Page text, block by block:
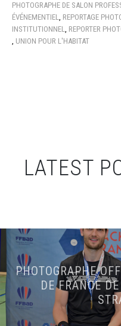
PHOTOGRAPHE DE SALON
ÉVÉNEMENTIEL, REPORTAGE
INSTITUTIONNEL, REPORTER
, UNION POUR L'HABITAT
LATEST
PHOTOGRAPHE
DE FRANCE